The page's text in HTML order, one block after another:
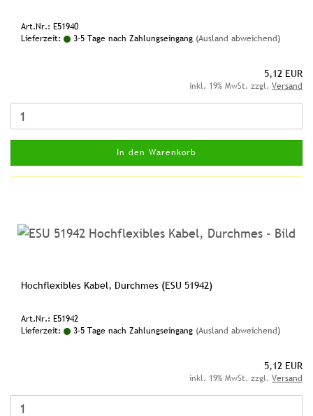
Art.Nr.: E51940
Lieferzeit:
3-5 Tage nach Zahlungseingang (Ausland abweichend)
5,12 EUR
inkl. 19% MwSt. zzgl. Versand
In den Warenkorb
Hochflexibles Kabel, Durchmes (ESU 51942)
Art.Nr.: E51942
Lieferzeit:
3-5 Tage nach Zahlungseingang (Ausland abweichend)
5,12 EUR
inkl. 19% MwSt. zzgl. Versand